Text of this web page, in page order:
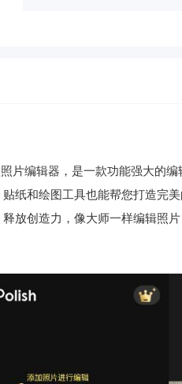
片编辑器，是一款功能强大的
纸和绘图工具也能帮您打造完
放创造力，像大师一样编辑照片